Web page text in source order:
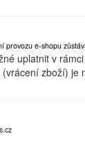
provozu e-shopu
uplatnit v
zboží) je